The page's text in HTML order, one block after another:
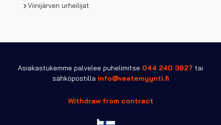
Viinijärven urheilijat
Asiakastukemme palvelee puhelimitse 044 240 3827 tai
sähköpostilla info@vaatemyynti.fi
Withdraw from contract